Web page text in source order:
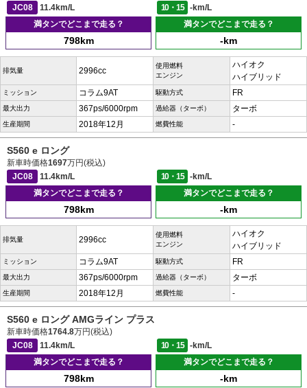
JC08
11.4km/L 10・15
-km/L
満タンでどこまで走る？
798km
満タンでどこまで走る？
-km
排気量 2996cc
使用燃料
エンジン
ハイオク
ハイブリッド
ミッション コラム9AT 駆動方式 FR
最大出力 367ps/6000rpm 過給器（ターボ） ターボ
生産期間 2018年12月 燃費性能 -
S560 e ロング
新車時価格1697万円(税込)
JC08
11.4km/L 10・15
-km/L
満タンでどこまで走る？
798km
満タンでどこまで走る？
-km
排気量 2996cc
使用燃料
エンジン
ハイオク
ハイブリッド
ミッション コラム9AT 駆動方式 FR
最大出力 367ps/6000rpm 過給器（ターボ） ターボ
生産期間 2018年12月 燃費性能 -
S560 e ロング AMGライン プラス
新車時価格1764.8万円(税込)
JC08
11.4km/L 10・15
-km/L
満タンでどこまで走る？
798km
満タンでどこまで走る？
-km